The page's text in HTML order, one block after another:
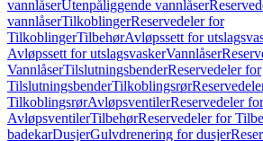
vannlåserUtenpåliggende vannlåser
vannlåserTilkoblingerReservedeler for
TilkoblingerTilbehørAvløpssett for
Avløpssett for utslagsvaskerVannlåser
VannlåserTilslutningsbenderReservedeler for
TilslutningsbenderTilkoblingsrør
TilkoblingsrørAvløpsventilerReservedeler for
AvløpsventilerTilbehørReservedeler for
badekarDusjerGulvdrenering for dusjer